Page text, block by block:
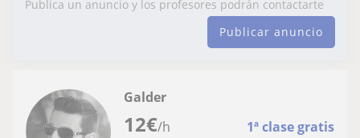
Publica un anuncio y los profesores podrán contactarte
Publicar anuncio
12€/h 1ª clase gratis
Galder